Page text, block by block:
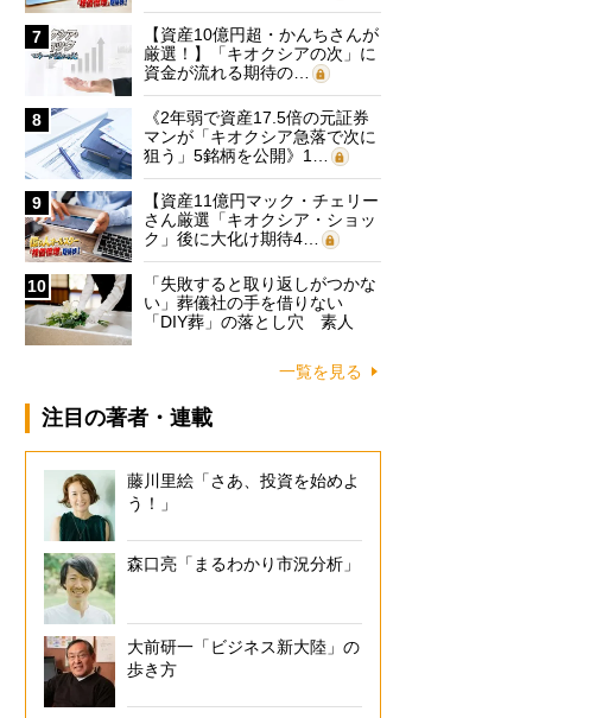
7
【資産10億円超・かんちさんが
厳選！】「キオクシアの次」に
資金が流れる期待の…
8
《2年弱で資産17.5倍の元証券
マンが「キオクシア急落で次に
狙う」5銘柄を公開》1…
9
【資産11億円マック・チェリー
さん厳選「キオクシア・ショッ
ク」後に大化け期待4…
10
「失敗すると取り返しがつかな
い」葬儀社の手を借りない
「DIY葬」の落とし穴 素人
一覧を見る
注目の著者・連載
藤川里絵「さあ、投資を始めよ
う！」
森口亮「まるわかり市況分析」
大前研一「ビジネス新大陸」の
歩き方